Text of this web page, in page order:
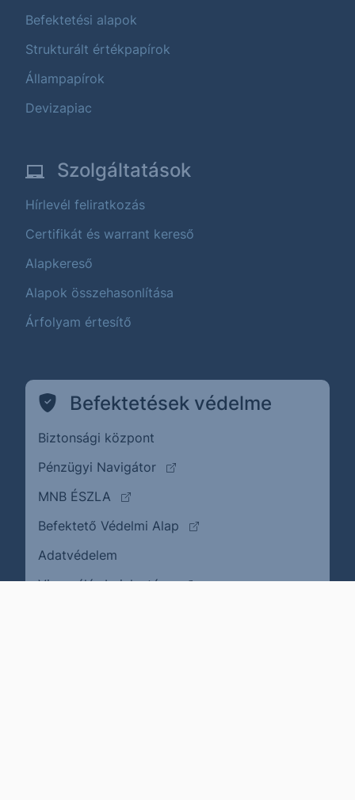
Befektetési alapok
Strukturált értékpapírok
Állampapírok
Devizapiac
Szolgáltatások
Hírlevél feliratkozás
Certifikát és warrant kereső
Alapkereső
Alapok összehasonlítása
Árfolyam értesítő
Befektetések védelme
Biztonsági központ
Pénzügyi Navigátor
(külső oldalra ugrik)
MNB ÉSZLA
(külső oldalra ugrik)
Befektető Védelmi Alap
(külső oldalra ugrik)
Adatvédelem
Visszaélés bejelentése(külső oldalra ugrik)